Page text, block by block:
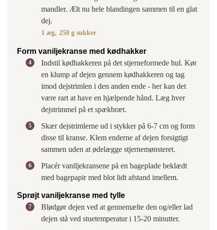
mandler. Ælt nu hele blandingen sammen til en glat
dej.
1 æg, 250 g sukker
Form vaniljekranse med kødhakker
Indstil kødhakkeren på det stjerneformede hul. Kør
en klump af dejen gennem kødhakkeren og tag
imod dejstrimlen i den anden ende - her kan det
være rart at have en hjælpende hånd. Læg hver
dejstrimmel på et spækbræt.
Skær dejstrimlerne ud i stykker på 6-7 cm og form
disse til kranse. Klem enderne af dejen forsigtigt
sammen uden at ødelægge stjernemønsteret.
Placér vaniljekransene på en bageplade beklædt
med bagepapir med blot lidt afstand imellem.
Sprøjt vaniljekranse med tylle
Blødgør dejen ved at gennemælte den og/eller lad
dejen stå ved stuetemperatur i 15-20 minutter.